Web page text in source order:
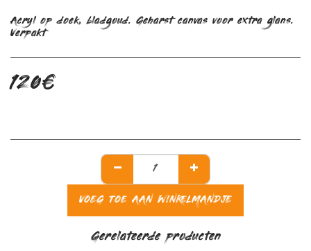
Acryl op doek, bladgoud. Geharst canvas voor extra glans.
Verpakt
120€
VOEG TOE AAN WINKELMANDJE
Gerelateerde producten